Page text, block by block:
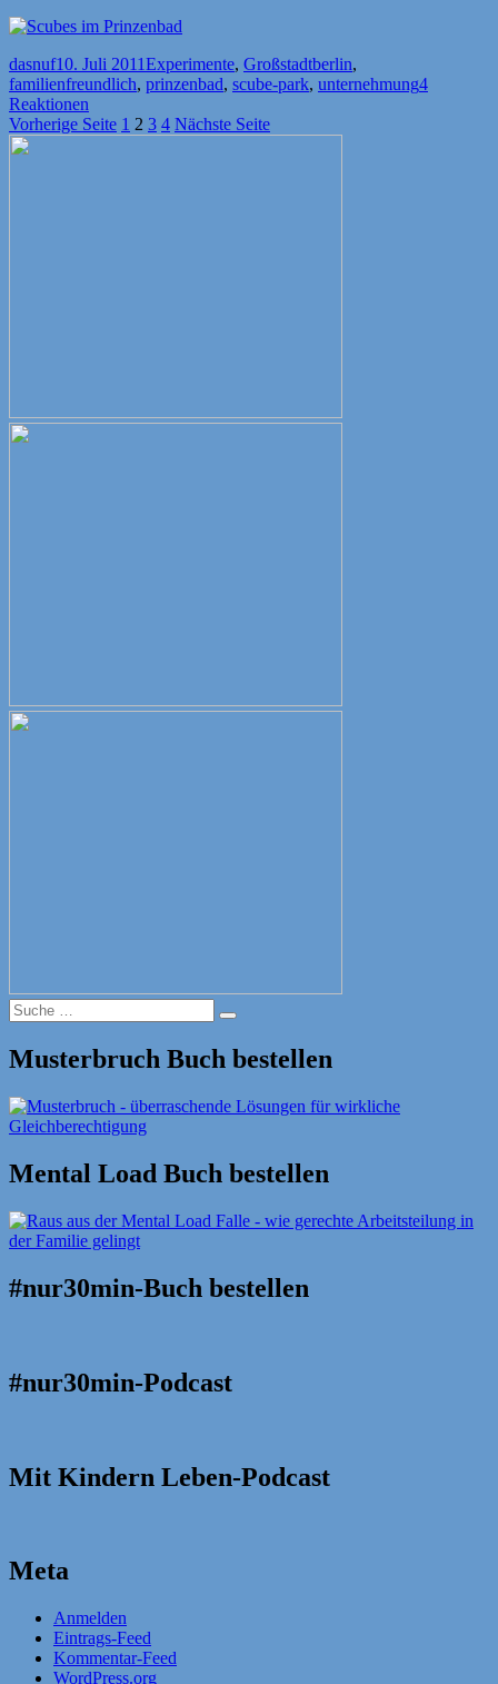
Autor
dasnufVeröffentlicht
am
10. Juli 2011Kategorien
Experimente, GroßstadtSchlagwörter
berlin,
familienfreundlich, prinzenbad, scube-park, unternehmung4
Reaktionen
Seitennummerierung
der
Vorherige Seite Seite
1 Seite
2 Seite
3 Seite
4 Nächste Seite
Suche
nach:
Suche
Musterbruch Buch bestellen
Mental Load Buch bestellen
#nur30min-Buch bestellen
#nur30min-Podcast
Mit Kindern Leben-Podcast
Meta
Anmelden
Eintrags-Feed
Kommentar-Feed
WordPress.org